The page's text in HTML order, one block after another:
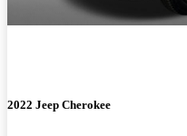
2022 Jeep Cherokee